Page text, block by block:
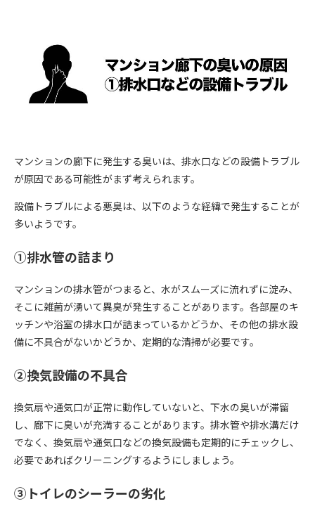
マンションの廊下に発生する臭いは、排水口などの設備トラブル
が原因である可能性がまず考えられます。
設備トラブルによる悪臭は、以下のような経緯で発生することが
多いようです。
①排水管の詰まり
マンションの排水管がつまると、水がスムーズに流れずに淀み、
そこに雑菌が湧いて異臭が発生することがあります。各部屋のキ
ッチンや浴室の排水口が詰まっているかどうか、その他の排水設
備に不具合がないかどうか、定期的な清掃が必要です。
②換気設備の不具合
換気扇や通気口が正常に動作していないと、下水の臭いが滞留
し、廊下に臭いが充満することがあります。排水管や排水溝だけ
でなく、換気扇や通気口などの換気設備も定期的にチェックし、
必要であればクリーニングするようにしましょう。
③トイレのシーラーの劣化